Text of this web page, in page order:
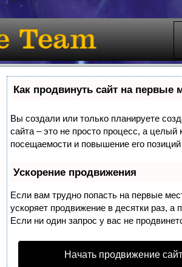
Как продвинуть сайт на первые
Вы создали или только планируете
сайта – это не просто процесс, а
посещаемости и повышение его
Ускорение продвижения
Если вам трудно попасть на первые
ускоряет продвижение в десятки раз,
Если ни один запрос у вас не
Начать продвижение